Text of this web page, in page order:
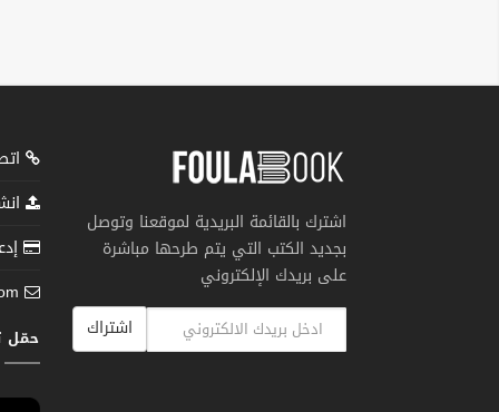
اشترك بالقائمة البريدية لموقعنا وتوصل
بجديد الكتب التي يتم طرحها مباشرة
على بريدك الإلكتروني
اشتراك
حمّل